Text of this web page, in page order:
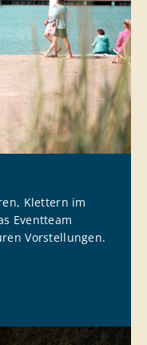
Klettern im
Eventteam
Vorstellungen.